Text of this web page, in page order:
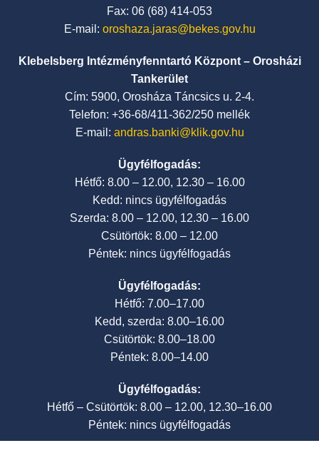
Fax: 06 (68) 414-053
E-mail: oroshaza.jaras@bekes.gov.hu
Klebelsberg Intézményfenntartó Központ – Orosházi
Tankerület
Cím: 5900, Orosháza Táncsics u. 2-4.
Telefon: +36-68/411-362/250 mellék
E-mail: andras.banki@klik.gov.hu
Ügyfélfogadás:
Hétfő: 8.00 – 12.00, 12.30 – 16.00
Kedd: nincs ügyfélfogadás
Szerda: 8.00 – 12.00, 12.30 – 16.00
Csütörtök: 8.00 – 12.00
Péntek: nincs ügyfélfogadás
Ügyfélfogadás:
Hétfő: 7.00–17.00
Kedd, szerda: 8.00–16.00
Csütörtök: 8.00–18.00
Péntek: 8.00–14.00
Ügyfélfogadás:
Hétfő – Csütörtök: 8.00 – 12.00, 12.30–16.00
Péntek: nincs ügyfélfogadás